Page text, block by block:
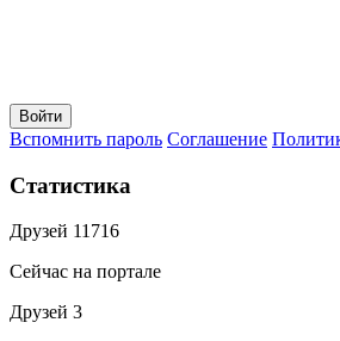
Вспомнить пароль Соглашение
Статистика
Друзей 11716
Сейчас на портале
Друзей 3